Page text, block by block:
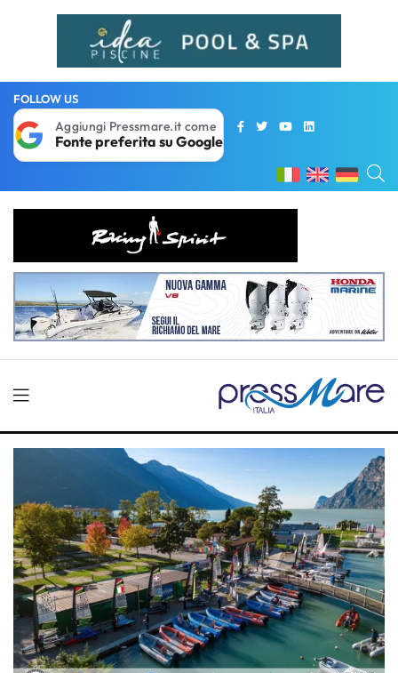
FOLLOW US
Aggiungi Pressmare.it come
Fonte preferita su Google